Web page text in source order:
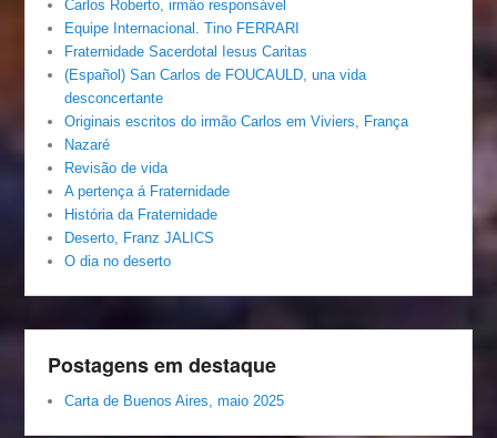
Carlos Roberto, irmâo responsável
Equipe Internacional. Tino FERRARI
Fraternidade Sacerdotal Iesus Caritas
(Español) San Carlos de FOUCAULD, una vida
desconcertante
Originais escritos do irmão Carlos em Viviers, França
Nazaré
Revisão de vida
A pertença á Fraternidade
História da Fraternidade
Deserto, Franz JALICS
O dia no deserto
Postagens em destaque
Carta de Buenos Aires, maio 2025